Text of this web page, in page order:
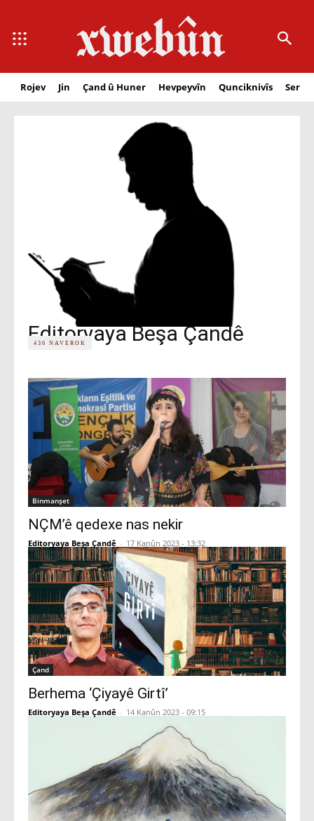
Rojev Jin Çand û Huner Hevpeyvîn Qunciknivîs
Editoryaya Beşa Çandê
436 NAVEROK
Binmanşet
NÇM’ê qedexe nas nekir
Editoryaya Beşa Çandê - 17 Kanûn 2023 - 13:32
Çand
Berhema ‘Çiyayê Girtî’
Editoryaya Beşa Çandê - 14 Kanûn 2023 - 09:15